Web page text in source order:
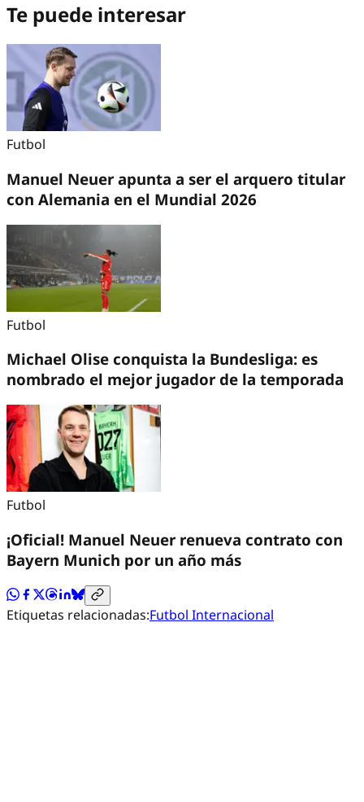
Te puede interesar
Futbol
Manuel Neuer apunta a ser el arquero titular
con Alemania en el Mundial 2026
Futbol
Michael Olise conquista la Bundesliga: es
nombrado el mejor jugador de la temporada
Futbol
¡Oficial! Manuel Neuer renueva contrato con
Bayern Munich por un año más
Etiquetas relacionadas:Futbol Internacional